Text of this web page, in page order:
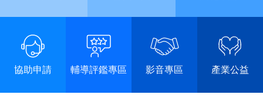
協助申請 輔導評鑑專區 影音專區 產業公益